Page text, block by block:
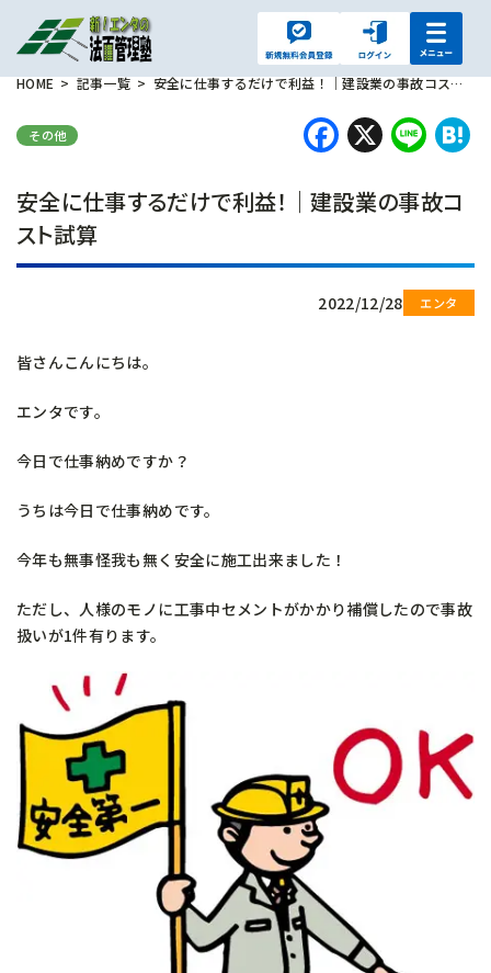
HOME 記事一覧 安全に仕事するだけで利益！｜建設業の事故コスト試算
その他 X
安全に仕事するだけで利益！｜建設業の事故コ
スト試算
2022/12/28
皆さんこんにちは。
エンタです。
今日で仕事納めですか？
うちは今日で仕事納めです。
今年も無事怪我も無く安全に施工出来ました！
ただし、人様のモノに工事中セメントがかかり補償したので事故
扱いが1件有ります。